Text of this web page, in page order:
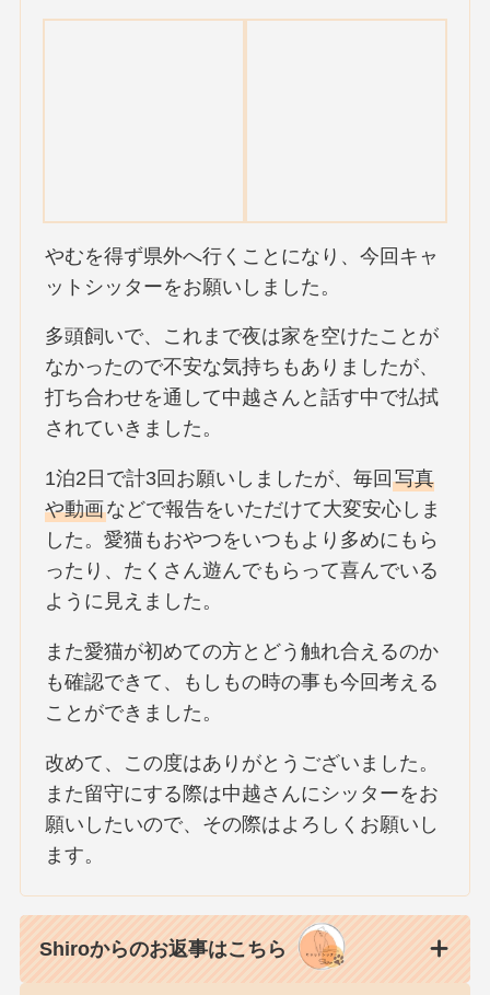
やむを得ず県外へ行くことになり、今回キャ
ットシッターをお願いしました。
多頭飼いで、これまで夜は家を空けたことが
なかったので不安な気持ちもありましたが、
打ち合わせを通して中越さんと話す中で払拭
されていきました。
1泊2日で計3回お願いしましたが、毎回写真
や動画などで報告をいただけて大変安心しま
した。愛猫もおやつをいつもより多めにもら
ったり、たくさん遊んでもらって喜んでいる
ように見えました。
また愛猫が初めての方とどう触れ合えるのか
も確認できて、もしもの時の事も今回考える
ことができました。
改めて、この度はありがとうございました。
また留守にする際は中越さんにシッターをお
願いしたいので、その際はよろしくお願いし
ます。
Shiroからのお返事はこちら